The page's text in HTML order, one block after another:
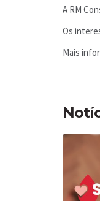
A RM
Os
Mais